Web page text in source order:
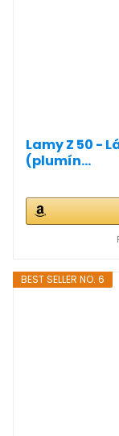
Lamy Z 50 -
(plumín...
BEST SELLER NO. 6